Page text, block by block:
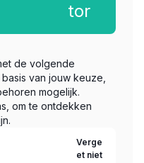
tor
de volgende
van jouw keuze,
mogelijk.
om te ontdekken
Verge
et niet